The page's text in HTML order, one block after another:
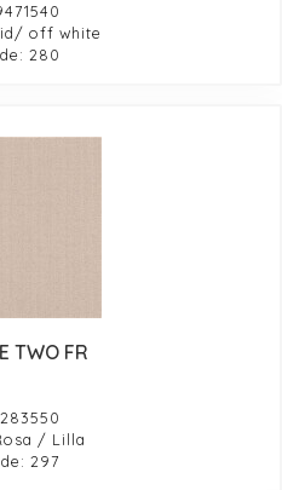
off white
280
TWO FR
/ Lilla
297